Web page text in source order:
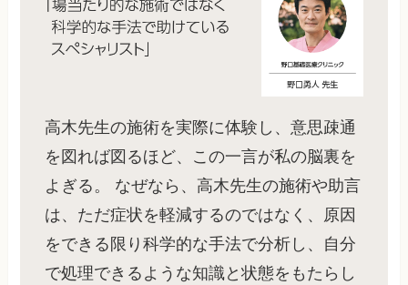
高木先生の施術を実際に体験し、意思疎通
を図れば図るほど、この一言が私の脳裏を
よぎる。 なぜなら、高木先生の施術や助言
は、ただ症状を軽減するのではなく、原因
をできる限り科学的な手法で分析し、自分
で処理できるような知識と状態をもたらし